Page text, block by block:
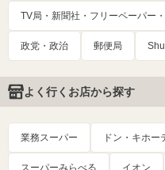
TV局・新聞社・フリーペーパー
政党・政治 郵便局
よく行くお店から探す
業務スーパー ドン・キホー
スーパーみらべる イオン